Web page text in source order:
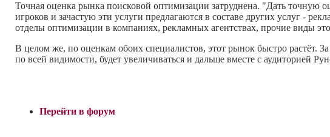
Точная оценка рынка поисковой оптимизации затруднена. "Дать точную
игроков и зачастую эти услуги предлагаются в составе других услуг -
отделы оптимизации в компаниях, рекламных агентствах, прочие виды
В целом же, по оценкам обоих специалистов, этот рынок быстро растёт.
по всей видимости, будет увеличиваться и дальше вместе с аудиторией
Перейти в форум